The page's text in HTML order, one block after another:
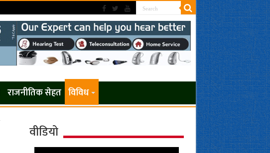
राजनीतिक सेहत विविध
वीडियो